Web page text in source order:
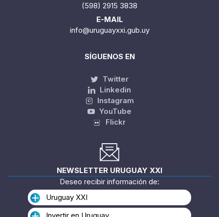
(598) 2915 3838
E-MAIL
info@uruguayxxi.gub.uy
SÍGUENOS EN
Twitter
Linkedin
Instagram
YouTube
Flickr
NEWSLETTER URUGUAY XXI
Deseo recibir información de:
Uruguay XXI